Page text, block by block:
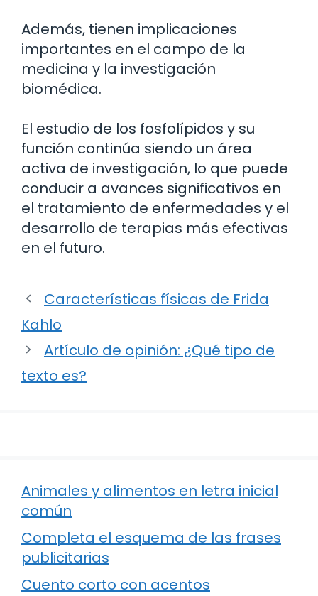
Además, tienen implicaciones
importantes en el campo de la
medicina y la investigación
biomédica.
El estudio de los fosfolípidos y su
función continúa siendo un área
activa de investigación, lo que puede
conducir a avances significativos en
el tratamiento de enfermedades y el
desarrollo de terapias más efectivas
en el futuro.
Características físicas de Frida
Kahlo
Artículo de opinión: ¿Qué tipo de
texto es?
Animales y alimentos en letra inicial
común
Completa el esquema de las frases
publicitarias
Cuento corto con acentos